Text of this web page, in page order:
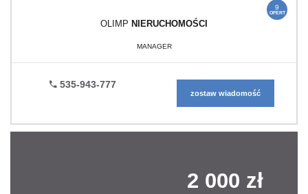
9
OFERT
OLIMP NIERUCHOMOŚCI
MANAGER
535-943-777
zostaw wiadomość
2 000 zł